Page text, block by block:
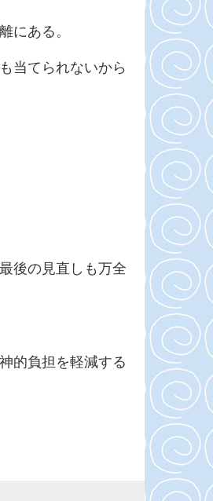
にある。
当てられないから
後の見直しも万全
的負担を軽減する